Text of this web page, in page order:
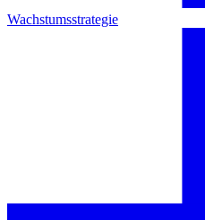
Wachstumsstrategie